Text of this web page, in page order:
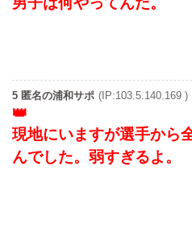
5 匿名の浦和サポ (IP:103.5.140.169 )
現地にいますが選手から
んでした。弱すぎるよ。